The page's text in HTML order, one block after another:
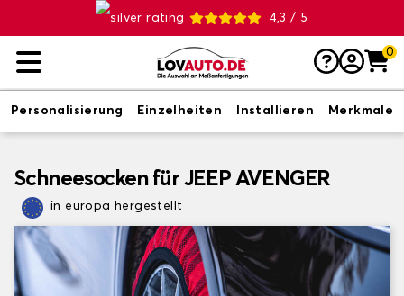
4,3 / 5
0
Personalisierung Einzelheiten Installieren Merkmale
Schneesocken für JEEP AVENGER
in europa hergestellt